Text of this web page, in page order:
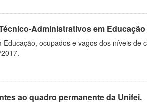
Administrativos em Educação
ocupados e vagos dos níveis de
ao quadro permanente da Unifei.